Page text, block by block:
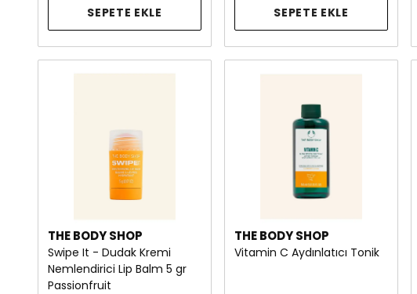
SEPETE EKLE SEPETE EKLE
THE BODY SHOP
Swipe It - Dudak Kremi
Nemlendirici Lip Balm 5 gr
Passionfruit
THE BODY SHOP
Vitamin C Aydınlatıcı Tonik